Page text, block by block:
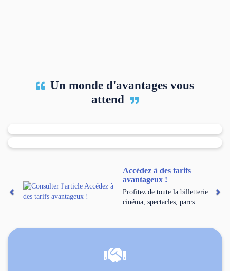
 Un monde d'avantages vous
attend

Accédez à des tarifs
avantageux !
Profitez de toute la billetterie
cinéma, spectacles, parcs…
